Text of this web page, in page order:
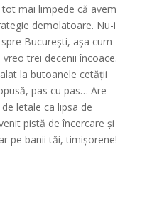
mai limpede că avem
demolatoare. Nu-i
București, așa cum
trei decenii încoace.
la butoanele cetății
pas cu pas… Are
letale ca lipsa de
pistă de încercare și
pe banii tăi, timișorene!